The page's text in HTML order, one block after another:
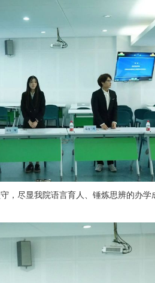
，尽显我院语言育人、锤炼思辨的办